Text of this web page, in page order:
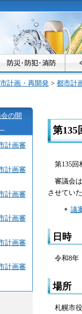
計画・再開発 > 都市計
の開
計画審
計画審
計画審
計画審
計画審
計画審
第135
第135回
審議会
させてい
議
日時
令和8年
場所
札幌市